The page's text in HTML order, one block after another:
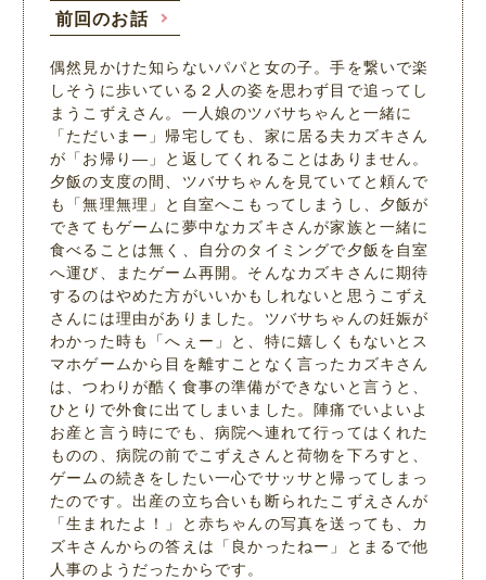
前回のお話
偶然見かけた知らないパパと女の子。手を繋いで楽
しそうに歩いている２人の姿を思わず目で追ってし
まうこずえさん。一人娘のツバサちゃんと一緒に
「ただいまー」帰宅しても、家に居る夫カズキさん
が「お帰り―」と返してくれることはありません。
夕飯の支度の間、ツバサちゃんを見ていてと頼んで
も「無理無理」と自室へこもってしまうし、夕飯が
できてもゲームに夢中なカズキさんが家族と一緒に
食べることは無く、自分のタイミングで夕飯を自室
へ運び、またゲーム再開。そんなカズキさんに期待
するのはやめた方がいいかもしれないと思うこずえ
さんには理由がありました。ツバサちゃんの妊娠が
わかった時も「へぇー」と、特に嬉しくもないとス
マホゲームから目を離すことなく言ったカズキさん
は、つわりが酷く食事の準備ができないと言うと、
ひとりで外食に出てしまいました。陣痛でいよいよ
お産と言う時にでも、病院へ連れて行ってはくれた
ものの、病院の前でこずえさんと荷物を下ろすと、
ゲームの続きをしたい一心でサッサと帰ってしまっ
たのです。出産の立ち合いも断られたこずえさんが
「生まれたよ！」と赤ちゃんの写真を送っても、カ
ズキさんからの答えは「良かったねー」とまるで他
人事のようだったからです。